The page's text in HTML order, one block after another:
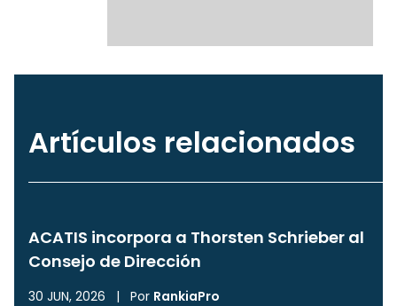
Artículos relacionados
ACATIS incorpora a Thorsten Schrieber al
Consejo de Dirección
30 JUN, 2026 | Por RankiaPro